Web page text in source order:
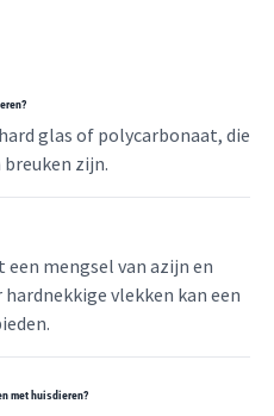
glas of polycarbonaat, die
zijn.
mengsel van azijn en
vlekken kan een
met huisdieren?